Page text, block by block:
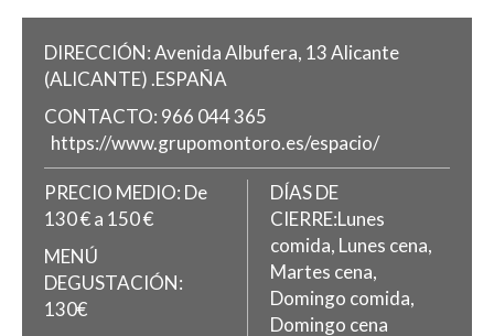
DIRECCIÓN:Avenida Albufera, 13Alicante
(ALICANTE) .ESPAÑA
CONTACTO: 966 044 365
https://www.grupomontoro.es/espacio/
PRECIO MEDIO: De
130 € a 150 €
MENÚ
DEGUSTACIÓN:
130€
DÍAS DE
CIERRE:Lunes
comida, Lunes cena,
Martes cena,
Domingo comida,
Domingo cena